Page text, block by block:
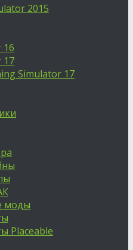
2015
16
17
Simulator 17
моды
Placeable